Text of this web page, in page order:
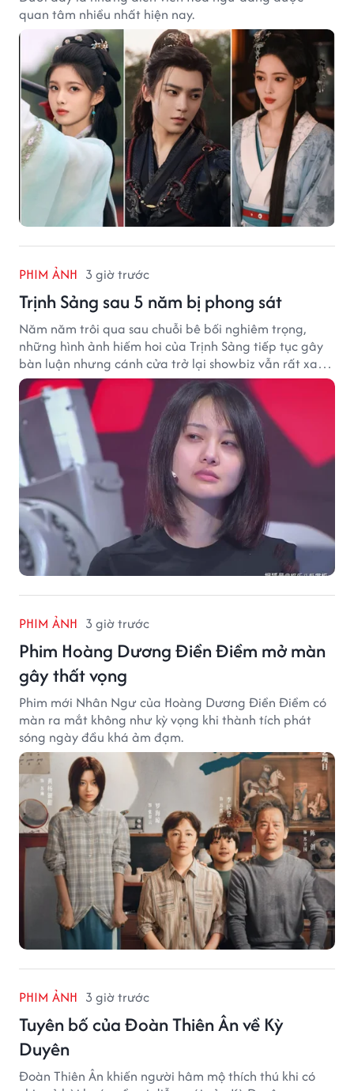
quan tâm nhiều nhất hiện nay.
PHIM ẢNH 3 giờ trước
Trịnh Sảng sau 5 năm bị phong sát
Năm năm trôi qua sau chuỗi bê bối nghiêm trọng,
những hình ảnh hiếm hoi của Trịnh Sảng tiếp tục gây
bàn luận nhưng cánh cửa trở lại showbiz vẫn rất xa
vời.
PHIM ẢNH 3 giờ trước
Phim Hoàng Dương Điền Điềm mở màn
gây thất vọng
Phim mới Nhân Ngư của Hoàng Dương Điền Điềm có
màn ra mắt không như kỳ vọng khi thành tích phát
sóng ngày đầu khá ảm đạm.
PHIM ẢNH 3 giờ trước
Tuyên bố của Đoàn Thiên Ân về Kỳ
Duyên
Đoàn Thiên Ân khiến người hâm mộ thích thú khi có